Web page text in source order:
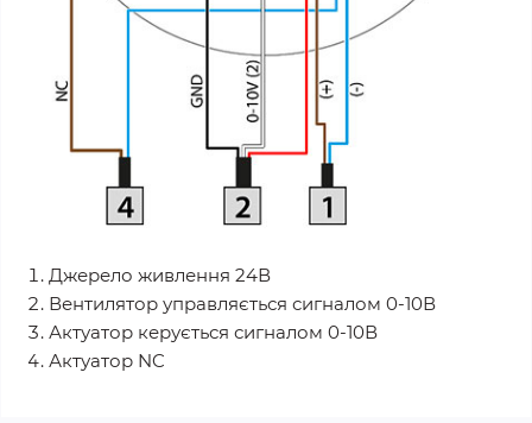
Джерело живлення 24В
Вентилятор управляється сигналом 0-10В
Актуатор керується сигналом 0-10В
Актуатор NC